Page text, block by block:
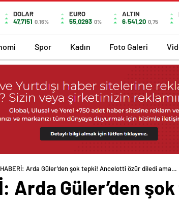
DOLAR
47,7151 0.16%
EURO
55,0293 0%
ALTIN
6.541,20 0,75
Spor Kadın Foto Galeri
HABERİ: Arda Güler’den şok tepki! Ancelotti özür diledi ama…
Arda Güler’den